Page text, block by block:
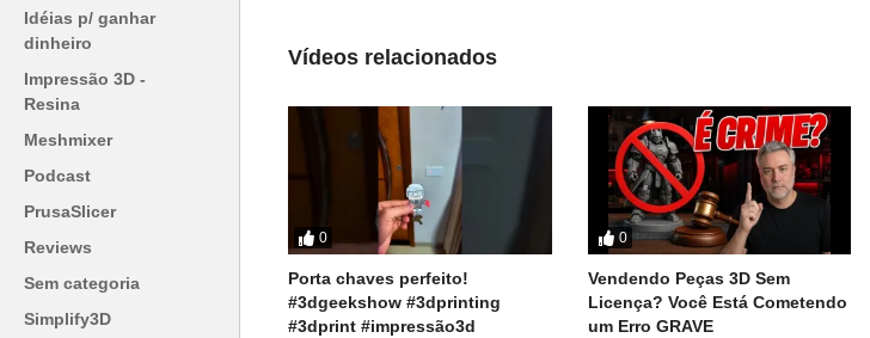
Idéias p/ ganhar
dinheiro
Impressão 3D -
Resina
Meshmixer
Podcast
PrusaSlicer
Reviews
Sem categoria
Simplify3D
http://bit.ly/ListaProdutos3D
Acesse:
http://www.3dgeekshow.com.br
Redes sociais (Instagram, Facebook e Twitter):
▶ @3DGeekShow
Grupo no facebook
▶https://goo.gl/eXceJj
Vídeos relacionados
0
Porta chaves perfeito!
#3dgeekshow #3dprinting
#3dprint #impressão3d
0
Vendendo Peças 3D Sem
Licença? Você Está Cometendo
um Erro GRAVE